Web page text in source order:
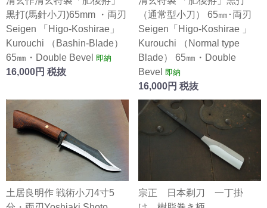
黒打(馬針小刀)65mm ・両刃
Seigen 「Higo-Koshirae」
Kurouchi （Bashin-Blade）
65㎜・Double Bevel 即納
16,000円 税抜
（通常型小刀） 65㎜･両刃
Seigen「Higo-Koshirae 」
Kurouchi （Normal type
Blade） 65㎜・Double
Bevel 即納
16,000円 税抜
土居良明作 戦術小刀4寸5
宗正 日本剃刀 一丁掛